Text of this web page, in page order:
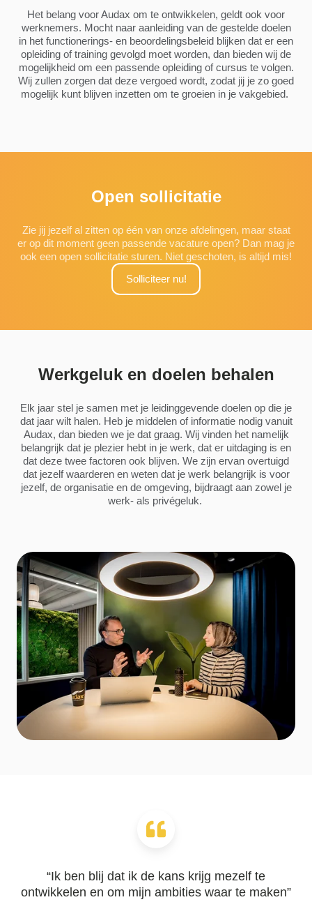
Het belang voor Audax om te ontwikkelen, geldt ook voor
werknemers. Mocht naar aanleiding van de gestelde doelen
in het functionerings- en beoordelingsbeleid blijken dat er een
opleiding of training gevolgd moet worden, dan bieden wij de
mogelijkheid om een passende opleiding of cursus te volgen.
Wij zullen zorgen dat deze vergoed wordt, zodat jij je zo goed
mogelijk kunt blijven inzetten om te groeien in je vakgebied.
Open sollicitatie
Zie jij jezelf al zitten op één van onze afdelingen, maar staat
er op dit moment geen passende vacature open? Dan mag je
ook een open sollicitatie sturen. Niet geschoten, is altijd mis!
Solliciteer nu!
Werkgeluk en doelen behalen
Elk jaar stel je samen met je leidinggevende doelen op die je
dat jaar wilt halen. Heb je middelen of informatie nodig vanuit
Audax, dan bieden we je dat graag. Wij vinden het namelijk
belangrijk dat je plezier hebt in je werk, dat er uitdaging is en
dat deze twee factoren ook blijven. We zijn ervan overtuigd
dat jezelf waarderen en weten dat je werk belangrijk is voor
jezelf, de organisatie en de omgeving, bijdraagt aan zowel je
werk- als privégeluk.
“Ik ben blij dat ik de kans krijg mezelf te
ontwikkelen en om mijn ambities waar te maken”